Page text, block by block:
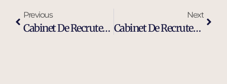
Previous
Cabinet De Recrutement Et De Sourcing À Fos-Sur-Mer
Next
Cabinet De Recrutement Et Chasseurs De Têtes À Fos-Sur-Mer